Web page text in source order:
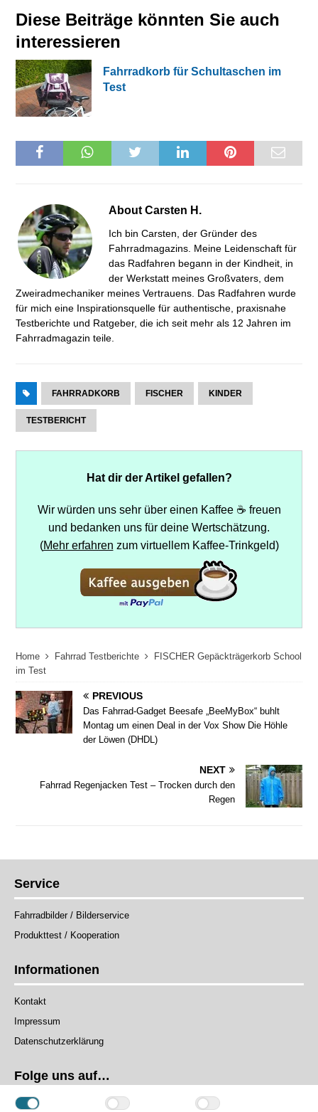
Diese Beiträge könnten Sie auch
interessieren
Fahrradkorb für Schultaschen im
Test
About Carsten H.
Ich bin Carsten, der Gründer des
Fahrradmagazins. Meine Leidenschaft für
das Radfahren begann in der Kindheit, in
der Werkstatt meines Großvaters, dem
Zweiradmechaniker meines Vertrauens. Das Radfahren wurde
für mich eine Inspirationsquelle für authentische, praxisnahe
Testberichte und Ratgeber, die ich seit mehr als 12 Jahren im
Fahrradmagazin teile.
FAHRRADKORB FISCHER KINDER
TESTBERICHT
Hat dir der Artikel gefallen?
Wir würden uns sehr über einen Kaffee ☕ freuen
und bedanken uns für deine Wertschätzung.
(Mehr erfahren zum virtuellem Kaffee-Trinkgeld)
Home Fahrrad Testberichte
FISCHER Gepäckträgerkorb School
im Test
PREVIOUS
Das Fahrrad-Gadget Beesafe „BeeMyBox“ buhlt
Montag um einen Deal in der Vox Show Die Höhle
der Löwen (DHDL)
NEXT
Fahrrad Regenjacken Test – Trocken durch den
Regen
Service
Fahrradbilder / Bilderservice
Produkttest / Kooperation
Informationen
Kontakt
Impressum
Datenschutzerklärung
Folge uns auf…